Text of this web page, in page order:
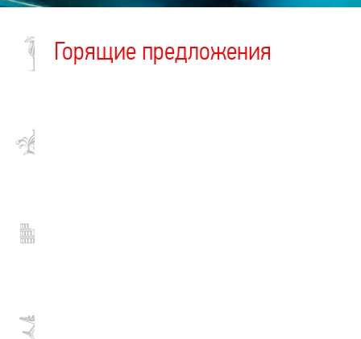
Горящие предложения